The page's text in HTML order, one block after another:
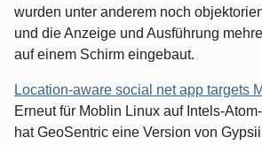
wurden unter anderem noch
und die Anzeige und Ausführung
auf einem Schirm eingebaut.
Location-aware social net app targets
Erneut für Moblin Linux auf Intels-
hat GeoSentric eine Version von